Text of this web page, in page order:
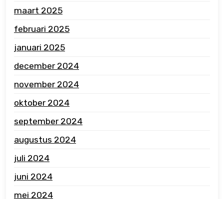
maart 2025
februari 2025
januari 2025
december 2024
november 2024
oktober 2024
september 2024
augustus 2024
juli 2024
juni 2024
mei 2024